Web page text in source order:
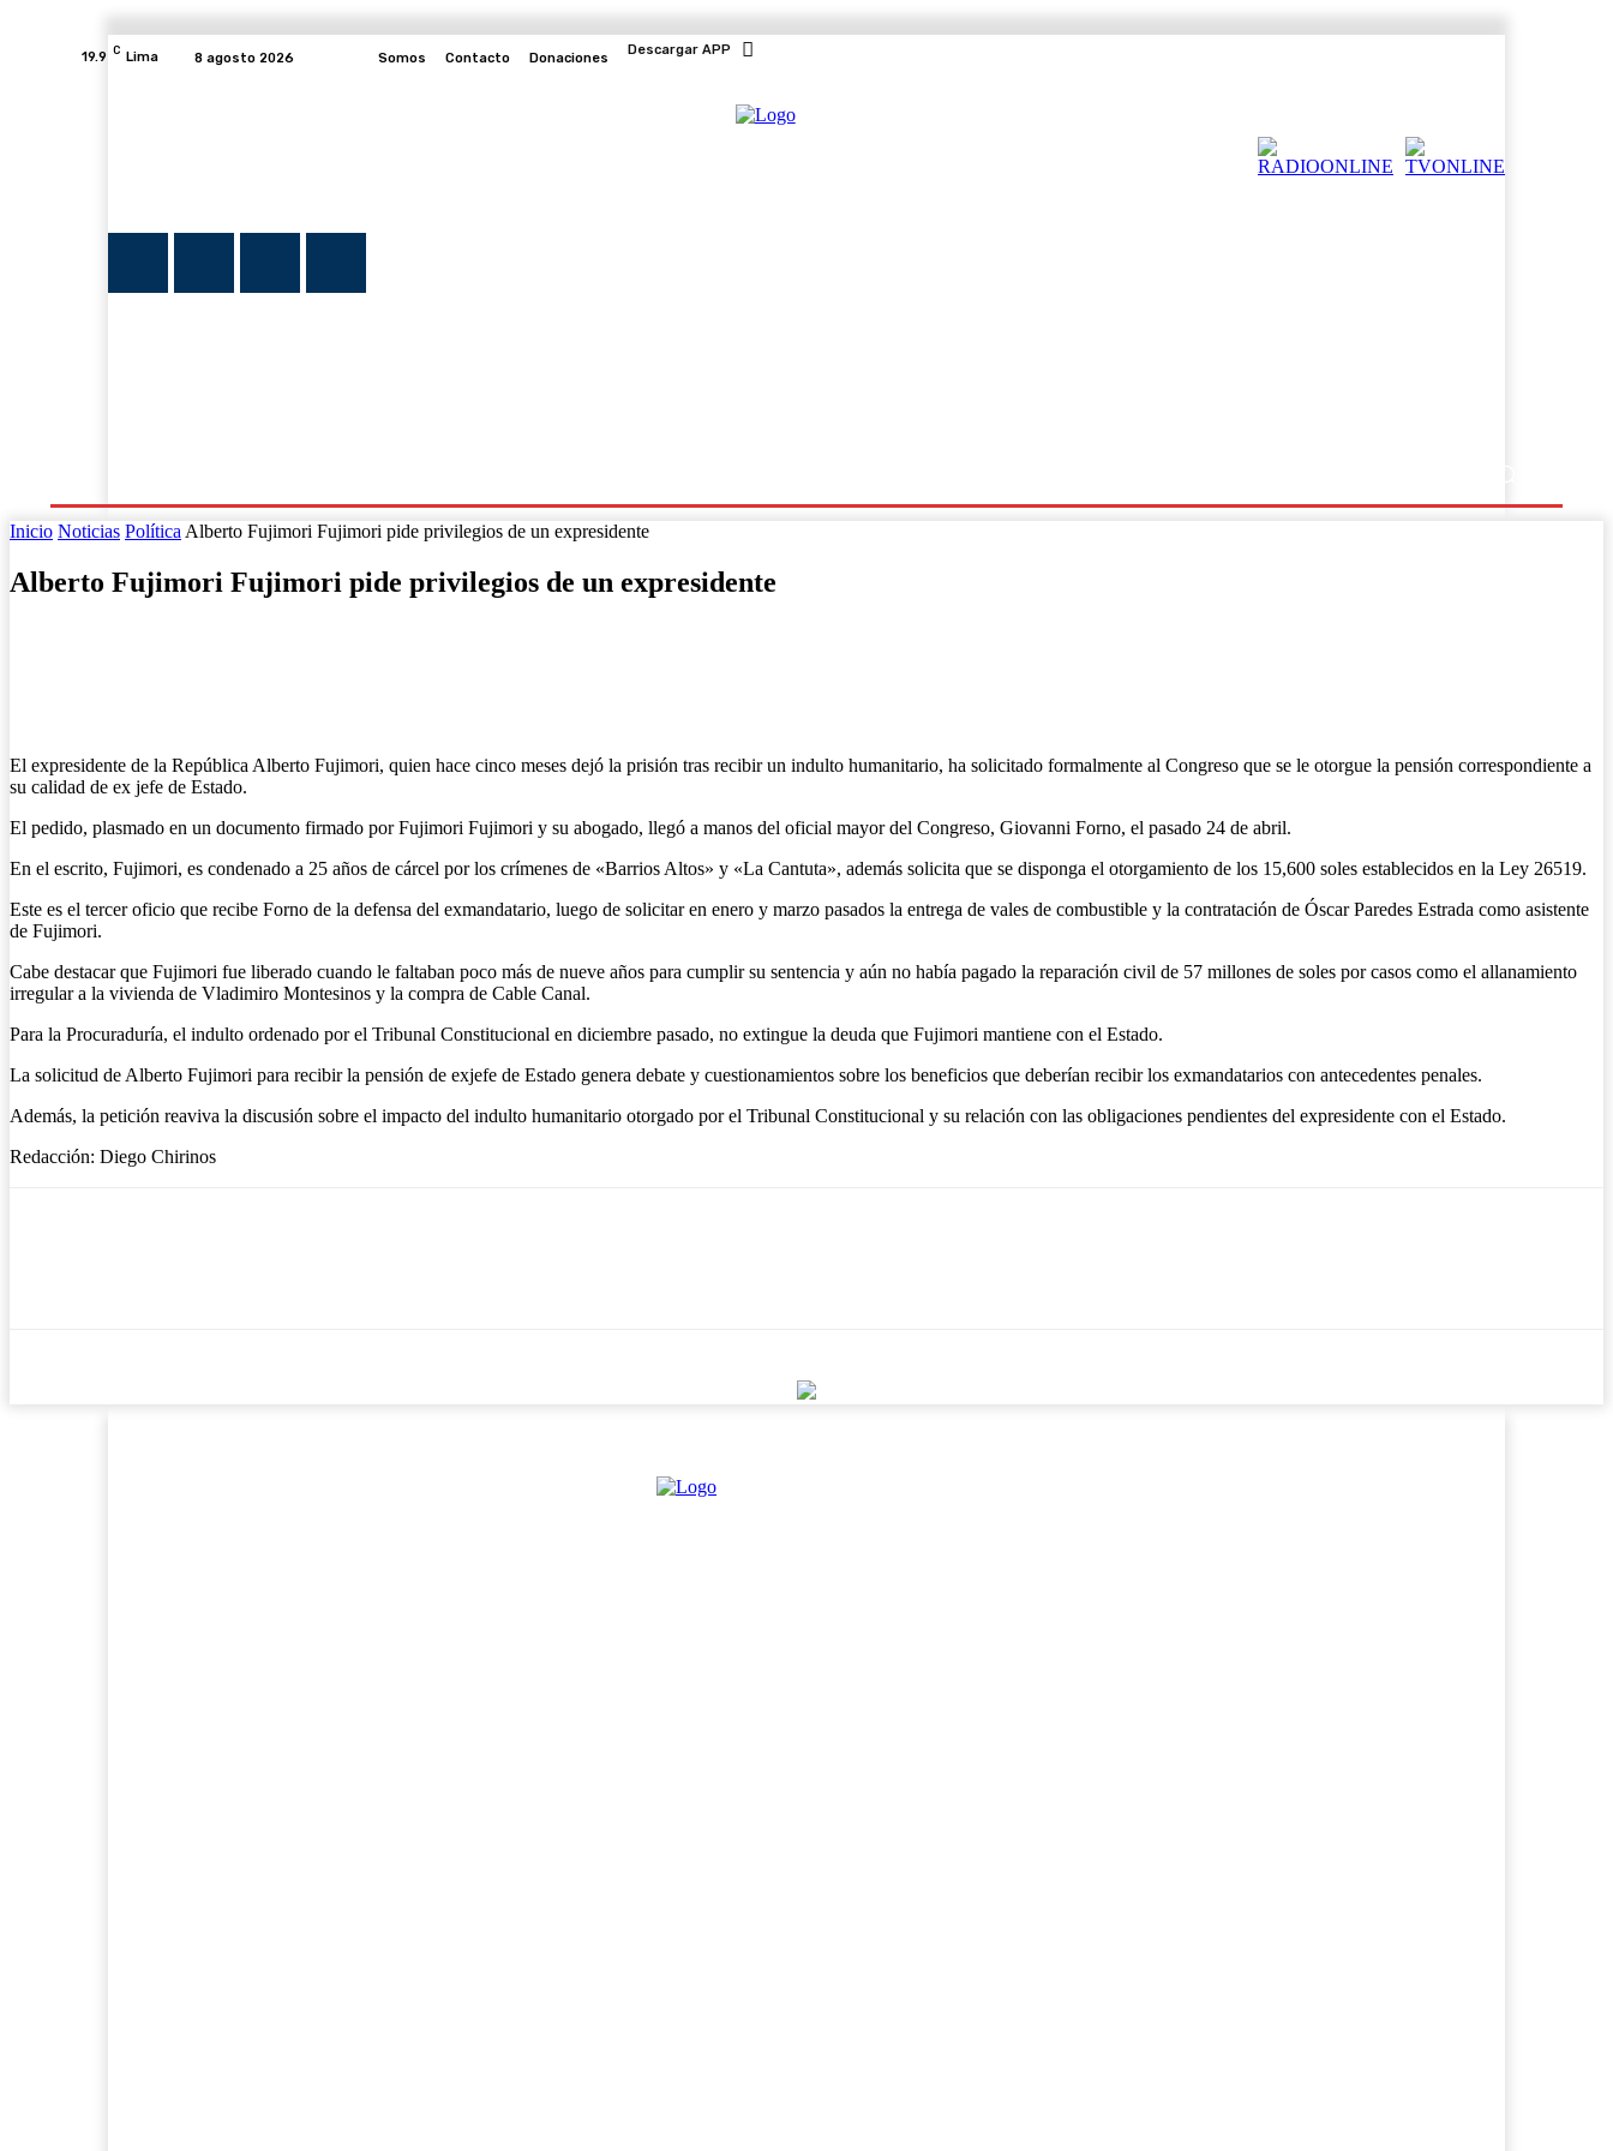
19.9 C Lima 8 agosto 2026 Somos Contacto Donaciones Descargar APP
Inicio Noticias Política Alberto Fujimori Fujimori pide privilegios de un expresidente
Alberto Fujimori Fujimori pide privilegios de un expresidente
El expresidente de la República Alberto Fujimori, quien hace cinco meses dejó la prisión tras recibir un indulto humanitario, ha solicitado formalmente al Congreso que se le otorgue la pensión correspondiente a
su calidad de ex jefe de Estado.
El pedido, plasmado en un documento firmado por Fujimori Fujimori y su abogado, llegó a manos del oficial mayor del Congreso, Giovanni Forno, el pasado 24 de abril.
En el escrito, Fujimori, es condenado a 25 años de cárcel por los crímenes de «Barrios Altos» y «La Cantuta», además solicita que se disponga el otorgamiento de los 15,600 soles establecidos en la Ley 26519.
Este es el tercer oficio que recibe Forno de la defensa del exmandatario, luego de solicitar en enero y marzo pasados la entrega de vales de combustible y la contratación de Óscar Paredes Estrada como asistente
de Fujimori.
Cabe destacar que Fujimori fue liberado cuando le faltaban poco más de nueve años para cumplir su sentencia y aún no había pagado la reparación civil de 57 millones de soles por casos como el allanamiento
irregular a la vivienda de Vladimiro Montesinos y la compra de Cable Canal.
Para la Procuraduría, el indulto ordenado por el Tribunal Constitucional en diciembre pasado, no extingue la deuda que Fujimori mantiene con el Estado.
La solicitud de Alberto Fujimori para recibir la pensión de exjefe de Estado genera debate y cuestionamientos sobre los beneficios que deberían recibir los exmandatarios con antecedentes penales.
Además, la petición reaviva la discusión sobre el impacto del indulto humanitario otorgado por el Tribunal Constitucional y su relación con las obligaciones pendientes del expresidente con el Estado.
Redacción: Diego Chirinos